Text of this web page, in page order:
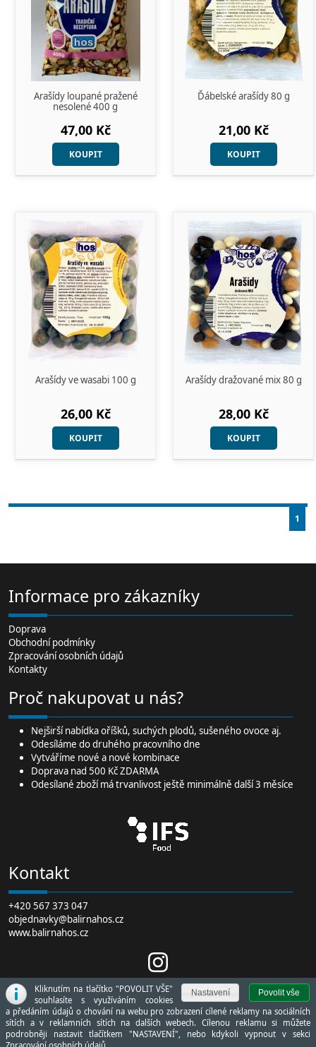
Arašídy loupané pražené
nesolené 400 g
47,00 Kč
KOUPIT
Ďábelské arašídy 80 g
21,00 Kč
KOUPIT
Arašídy ve wasabi 100 g
26,00 Kč
KOUPIT
Arašídy dražované mix 80 g
28,00 Kč
KOUPIT
1
Informace pro zákazníky
Doprava
Obchodní podmínky
Zpracování osobních údajů
Kontakty
Proč nakupovat u nás?
Nejširšínabídka oříšků, suchých plodů, sušeného ovoce aj.
Odesíláme do druhého pracovního dne
Vytváříme nové a nové kombinace
Doprava nad 500 Kč ZDARMA
Odesílané zboží má trvanlivost ještě minimálně další 3 měsíce
Kontakt
+420 567 373 047
objednavky@balirnahos.cz
www.balirnahos.cz
Kliknutím na tlačítko "POVOLIT VŠE"
souhlasíte s využíváním cookies
a předáním údajů o chování na webu pro zobrazení cílené reklamy na sociálních
sítích a v reklamních sítích na dalších webech. Cílenou reklamu si můžete
podrobněji nastavit tlačítkem "NASTAVENÍ", nebo kdykoli vypnout v sekci